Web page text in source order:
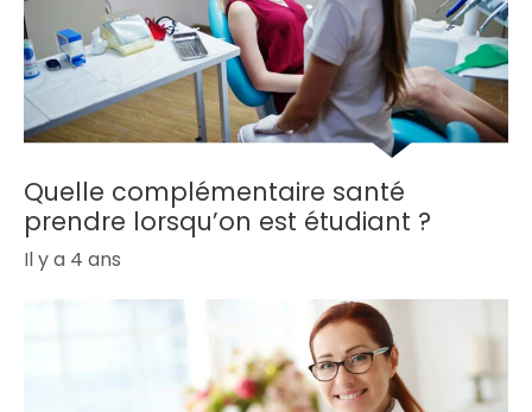
Quelle complémentaire santé
prendre lorsqu’on est étudiant ?
Il y a 4 ans